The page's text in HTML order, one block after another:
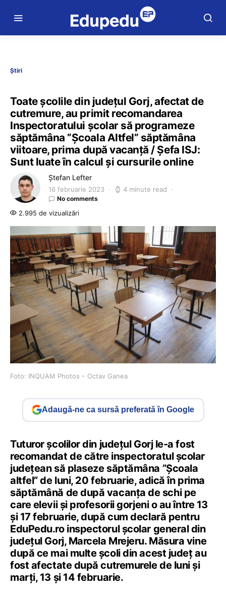
Știri
Toate școlile din județul Gorj, afectat de
cutremure, au primit recomandarea
Inspectoratului școlar să programeze
săptămâna ”Școala Altfel” săptămâna
viitoare, prima după vacanță / Șefa ISJ:
Sunt luate în calcul și cursurile online
Ștefan Lefter
16 februarie 2023 4 minute read
No comments
2.995 de vizualizări
Foto: INQUAM Photos – Octav Ganea
Adaugă-ne ca sursă preferată în Google
Tuturor școlilor din județul Gorj le-a fost
recomandat de către inspectoratul școlar
județean să plaseze săptămâna ”Școala
altfel” de luni, 20 februarie, adică în prima
săptămână de după vacanța de schi pe
care elevii și profesorii gorjeni o au între 13
și 17 februarie, după cum declară pentru
EduPedu.ro inspectorul școlar general din
județul Gorj, Marcela Mrejeru. Măsura vine
după ce mai multe școli din acest județ au
fost afectate după cutremurele de luni și
marți, 13 și 14 februarie.